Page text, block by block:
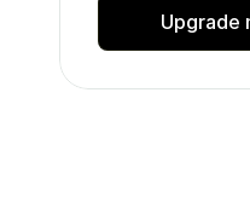
Upgrade